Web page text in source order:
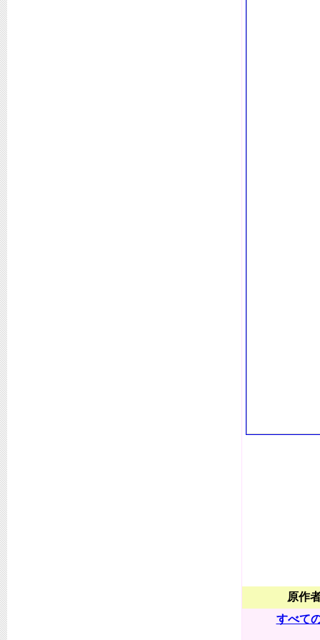
原作
すべて